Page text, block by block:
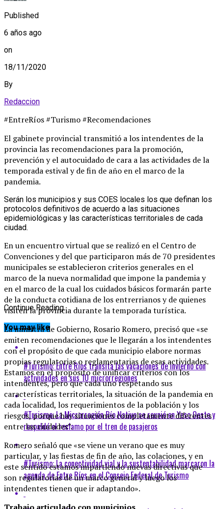
Published
6 años ago
on
18/11/2020
By
Redaccion
#EntreRíos #Turismo #Recomendaciones
El gabinete provincial transmitió a los intendentes de la
provincia las recomendaciones para la promoción,
prevención y el autocuidado de cara a las actividades de la
temporada estival y de fin de año en el marco de la
pandemia.
Serán los municipios y sus COES locales los que definan los
protocolos definitivos de acuerdo a las situaciones
epidemiológicas y las características territoriales de cada
ciudad.
En un encuentro virtual que se realizó en el Centro de
Convenciones y del que participaron más de 70 presidentes
municipales se establecieron criterios generales en el
marco de la nueva normalidad que impone la pandemia y
en el marco de la cual los cuidados básicos formarán parte
de la conducta cotidiana de los entrerrianos y de quienes
visiten la provincia durante la temporada turística.
La ministra de Gobierno, Rosario Romero, precisó que «se
emiten recomendaciones que le llegarán a los intendentes
con el propósito de que cada municipio elabore normas
propias regulatorias o reglamentarias de esas actividades.
Estamos en el propósito de unificar criterios con los
intendentes, pero que cada uno respetando sus
características territoriales, la situación de la pandemia en
cada localidad, los requerimientos de la población y los
riesgos, porque hay situaciones completamente diferentes
entre las ciudades”.
Romero señaló que «se viene un verano que es muy
particular, y las fiestas de fin de año, las colaciones, y en
este sentido estamos impartiendo nuevas directivas que
son regulatorias de un marco general y luego los
intendentes tienen que ir adaptando».
Continue Reading
You may like
#Turismo: Entre Ríos transita las vacaciones de invierno con
actividades en sus 10 microrregiones
#Turismo: La Microrregión Río Nativo se reunió en Yeso Oeste y
respaldó el reclamo por el tren de pasajeros
#Turismo: La conectividad vial y la sustentabilidad marcaron la
agenda de Entre Ríos en el Consejo Federal de Turismo